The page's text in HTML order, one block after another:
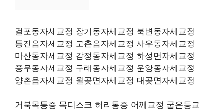
걸포동자세교정 장기동자세교정 북변동자세교정
통진읍자세교정 고촌읍자세교정 사우동자세교정
마산동자세교정 감정동자세교정 하성면자세교정
풍무동자세교정 구래동자세교정 운양동자세교정
양촌읍자세교정 월곶면자세교정 대곶면자세교정
거북목통증 목디스크 허리통증 어깨교정 굽은등교